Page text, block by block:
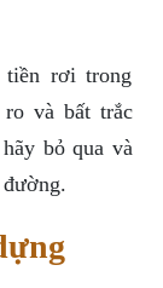
tiền rơi trong
và bất trắc
bỏ qua và